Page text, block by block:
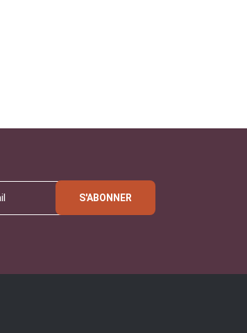
S'ABONNER